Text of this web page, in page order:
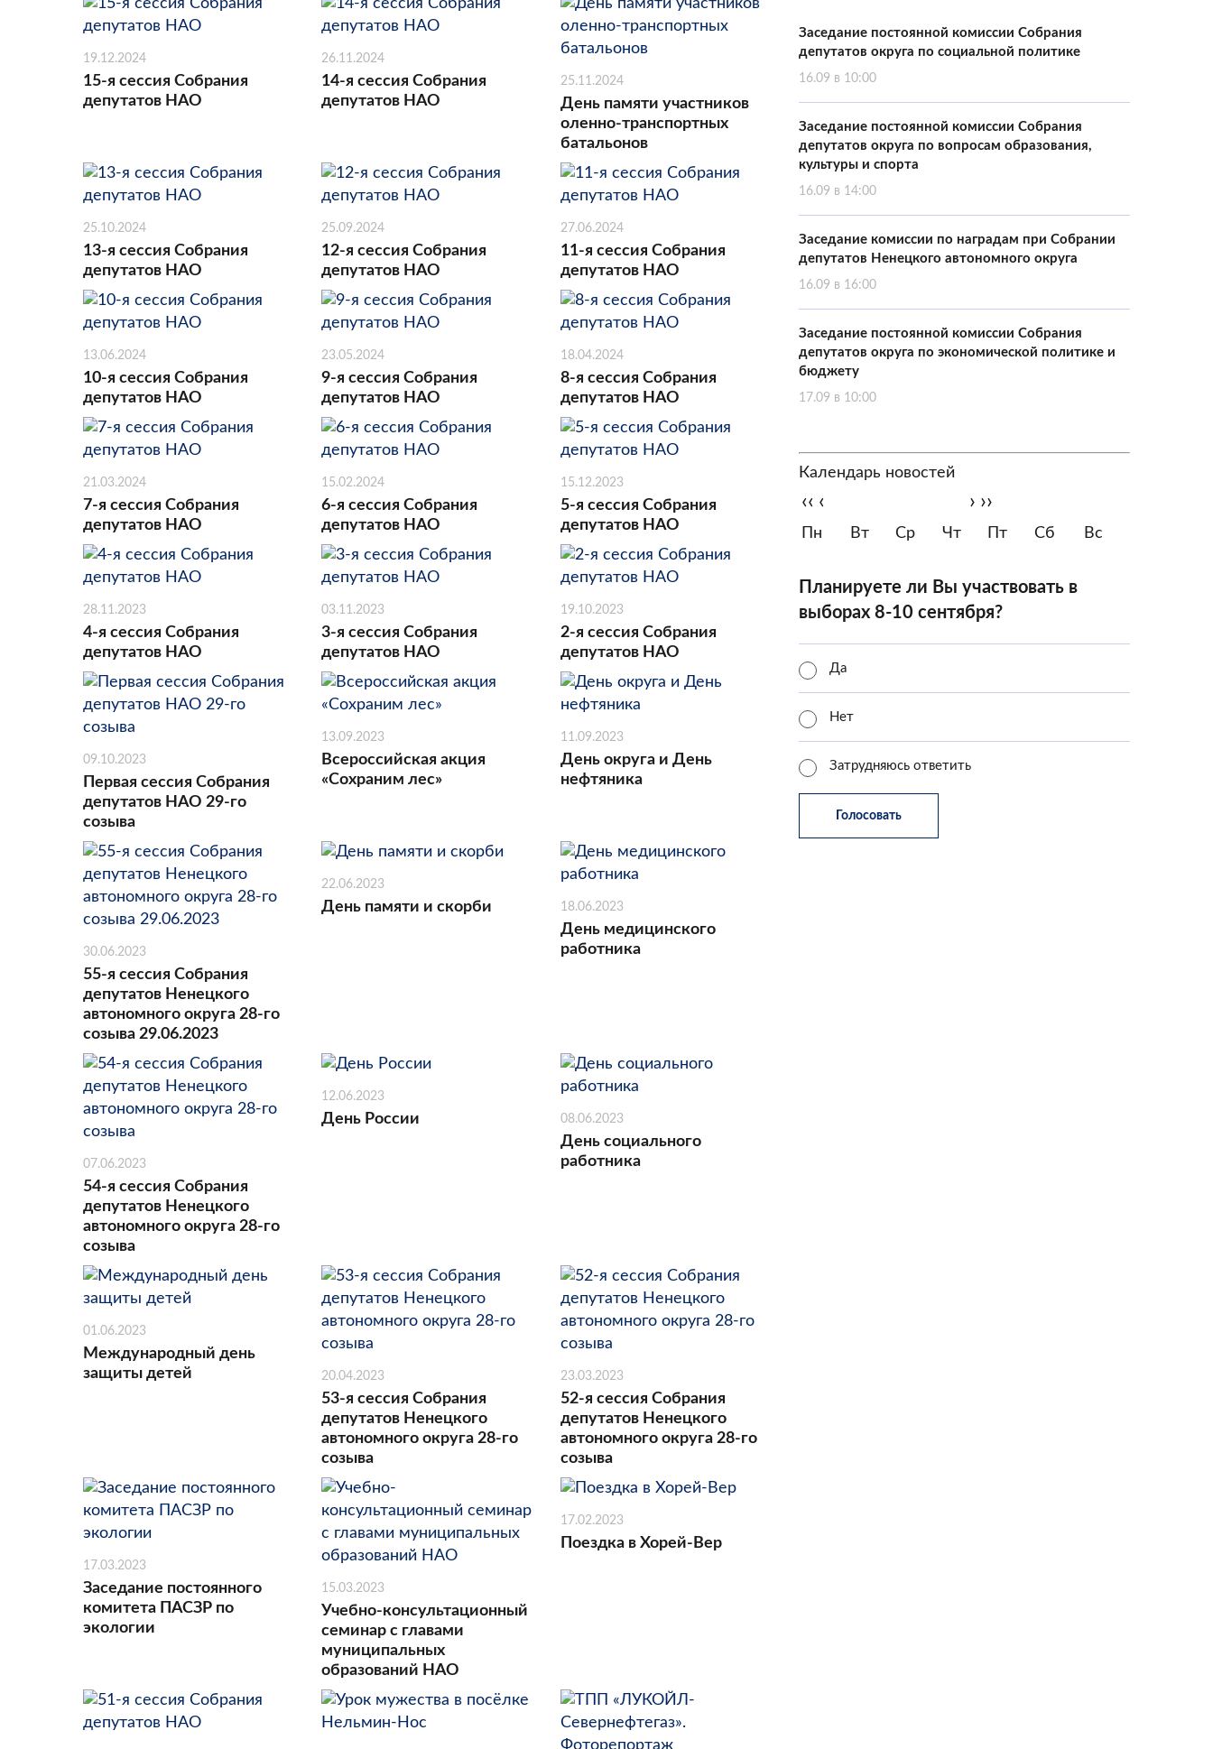
19.12.2024
15-я сессия Собрания
депутатов НАО
26.11.2024
14-я сессия Собрания
депутатов НАО
25.11.2024
День памяти участников
оленно-транспортных
батальонов
25.10.2024
13-я сессия Собрания
депутатов НАО
25.09.2024
12-я сессия Собрания
депутатов НАО
27.06.2024
11-я сессия Собрания
депутатов НАО
13.06.2024
10-я сессия Собрания
депутатов НАО
23.05.2024
9-я сессия Собрания
депутатов НАО
18.04.2024
8-я сессия Собрания
депутатов НАО
21.03.2024
7-я сессия Собрания
депутатов НАО
15.02.2024
6-я сессия Собрания
депутатов НАО
15.12.2023
5-я сессия Собрания
депутатов НАО
28.11.2023
4-я сессия Собрания
депутатов НАО
03.11.2023
3-я сессия Собрания
депутатов НАО
19.10.2023
2-я сессия Собрания
депутатов НАО
09.10.2023
Первая сессия Собрания
депутатов НАО 29-го
созыва
13.09.2023
Всероссийская акция
«Сохраним лес»
11.09.2023
День округа и День
нефтяника
30.06.2023
55-я сессия Собрания
депутатов Ненецкого
автономного округа 28-го
созыва 29.06.2023
22.06.2023
День памяти и скорби 18.06.2023
День медицинского
работника
07.06.2023
54-я сессия Собрания
депутатов Ненецкого
автономного округа 28-го
созыва
12.06.2023
День России 08.06.2023
День социального
работника
01.06.2023
Международный день
защиты детей
20.04.2023
53-я сессия Собрания
депутатов Ненецкого
автономного округа 28-го
созыва
23.03.2023
52-я сессия Собрания
депутатов Ненецкого
автономного округа 28-го
созыва
17.03.2023
Заседание постоянного
комитета ПАСЗР по
экологии
15.03.2023
Учебно-консультационный
семинар с главами
муниципальных
образований НАО
17.02.2023
Поездка в Хорей-Вер
Заседание постоянной комиссии Собрания
депутатов округа по социальной политике
16.09 в 10:00
Заседание постоянной комиссии Собрания
депутатов округа по вопросам образования,
культуры и спорта
16.09 в 14:00
Заседание комиссии по наградам при Собрании
депутатов Ненецкого автономного округа
16.09 в 16:00
Заседание постоянной комиссии Собрания
депутатов округа по экономической политике и
бюджету
17.09 в 10:00
Календарь новостей
‹‹ ‹ › ››
Пн Вт Ср Чт Пт Сб Вс
Планируете ли Вы участвовать в
выборах 8-10 сентября?
Да
Нет
Затрудняюсь ответить